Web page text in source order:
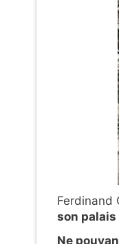
Ferdinand
son palais
Ne